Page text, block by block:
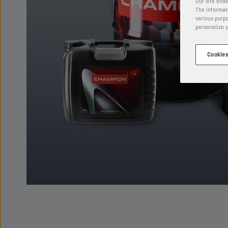
The
various
personalize